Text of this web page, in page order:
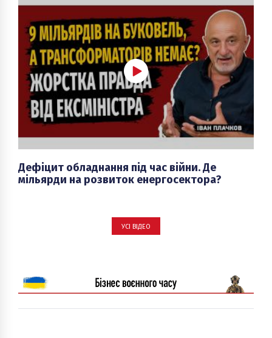
Дефіцит обладнання під час війни. Де
мільярди на розвиток енергосектора?
УСІ ВІДЕО